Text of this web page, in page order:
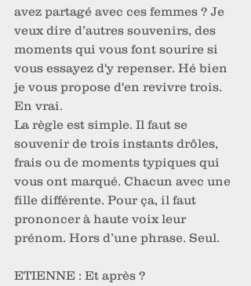
avez partagé avec ces femmes ? Je
veux dire d’autres souvenirs, des
moments qui vous font sourire si
vous essayez d'y repenser. Hé bien
je vous propose d'en revivre trois.
En vrai.
La règle est simple. Il faut se
souvenir de trois instants drôles,
frais ou de moments typiques qui
vous ont marqué. Chacun avec une
fille différente. Pour ça, il faut
prononcer à haute voix leur
prénom. Hors d’une phrase. Seul.
ETIENNE : Et après ?